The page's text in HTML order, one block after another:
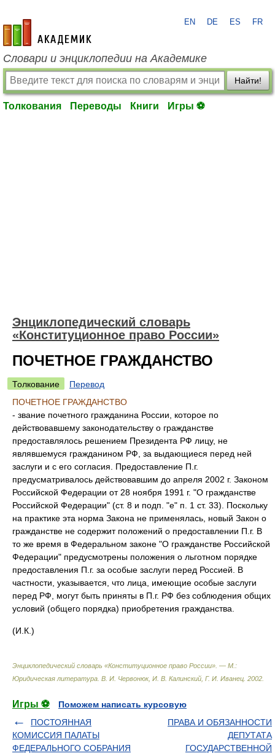
academic.ru
EN DE ES FR
Словари и энциклопедии на Академике
Найти!
Толкования Переводы Книги Игры ⚽
Энциклопедический словарь
«Конституционное право России»
ПОЧЕТНОЕ ГРАЖДАНСТВО
Толкование
Перевод
ПОЧЕТНОЕ ГРАЖДАНСТВО
- звание почетного гражданина России, которое по
действовавшему законодательству о гражданстве
предоставлялось решением Президента РФ лицу, не
являвшемуся гражданином РФ, за выдающиеся перед ней
заслуги и с его согласия. Предоставление П.г.
предусматривалось действовавшим до апреля 2002 г. Законом
Российской Федерации от 28 ноября 1991 г. "О гражданстве
Российской Федерации" (ст. 8 и подп. "е" п. 1 ст. 33). Поскольку
на практике эта норма Закона не применялась, новый Закон о
гражданстве не содержит положений о предоставлении П.г. В
то же время в Федеральном законе "О гражданстве Российской
Федерации" предусмотрены положения о льготном порядке
предоставления П.г. за особые заслуги перед Россией. В
частности, указывается, что лица, имеющие особые заслуги
перед РФ, могут быть приняты в П.г. РФ без соблюдения общих
условий (общего порядка) приобретения гражданства.
(И.К.)
Энциклопедический словарь «Конституционное право России». — М.:
Юридическая литература В. И. Червонюк, И. В. Калинский, Г. И. Иванец 2002
Игры ⚽
Поможем написать курсовую
ПОСТОЯННАЯ
КОМИССИЯ ПАЛАТЫ
ФЕДЕРАЛЬНОГО СОБРАНИЯ
ПРАВА И ОБЯЗАННОСТИ
ДЕПУТАТА
ГОСУДАРСТВЕННОЙ